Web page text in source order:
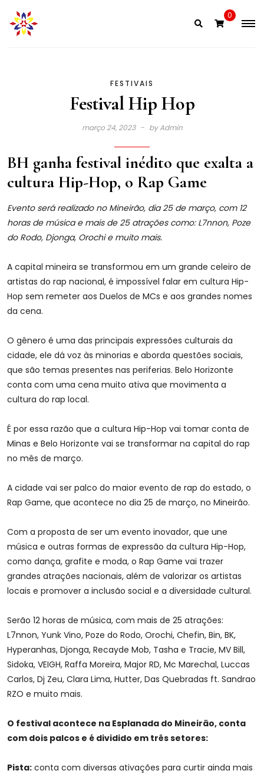
content
0
FESTIVAIS
Festival Hip Hop
março 24, 2023 byAdmin
BH ganha festival inédito que exalta a
cultura Hip-Hop, o Rap Game
Evento será realizado no Mineirão, dia 25 de março, com 12
horas de música e mais de 25 atrações como: L7nnon, Poze
do Rodo, Djonga, Orochi e muito mais.
A capital mineira se transformou em um grande celeiro de
artistas do rap nacional, é impossível falar em cultura Hip-
Hop sem remeter aos Duelos de MCs e aos grandes nomes
da cena.
O gênero é uma das principais expressões culturais da
cidade, ele dá voz às minorias e aborda questões sociais,
que são temas presentes nas periferias. Belo Horizonte
conta com uma cena muito ativa que movimenta a
cultura do rap local.
É por essa razão que a cultura Hip-Hop vai tomar conta de
Minas e Belo Horizonte vai se transformar na capital do rap
no mês de março.
A cidade vai ser palco do maior evento de rap do estado, o
Rap Game, que acontece no dia 25 de março, no Mineirão.
Com a proposta de ser um evento inovador, que une
música e outras formas de expressão da cultura Hip-Hop,
como dança, grafite e moda, o Rap Game vai trazer
grandes atrações nacionais, além de valorizar os artistas
locais e promover a inclusão social e a diversidade cultural.
Serão 12 horas de música, com mais de 25 atrações:
L7nnon, Yunk Vino, Poze do Rodo, Orochi, Chefin, Bin, BK,
Hyperanhas, Djonga, Recayde Mob, Tasha e Tracie, MV Bill,
Sidoka, VEIGH, Raffa Moreira, Major RD, Mc Marechal, Luccas
Carlos, Dj Zeu, Clara Lima, Hutter, Das Quebradas ft. Sandrao
RZO e muito mais.
O festival acontece na Esplanada do Mineirão, conta
com dois palcos e é dividido em três setores:
Pista: conta com diversas ativações para curtir ainda mais